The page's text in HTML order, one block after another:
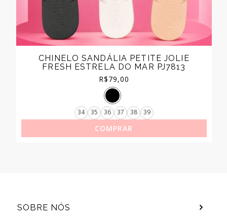
CHINELO SANDÁLIA PETITE JOLIE
FRESH ESTRELA DO MAR PJ7813
R$79,00
34 35 36 37 38 39
COMPRAR
SOBRE NÓS